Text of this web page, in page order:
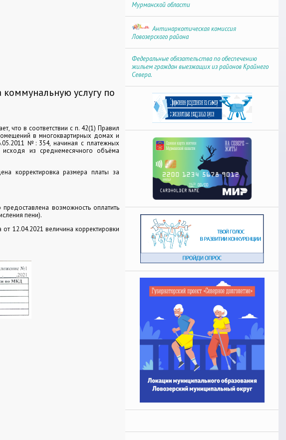
услугу по
что в соответствии с п. 42(1) Правил
в многоквартирных домах и
№: 354, начиная с платежных
из среднемесячного объёма
корректировка размера платы за
возможность оплатить
пени).
12.04.2021 величина корректировки
Мурманской области
Антинаркотическая комиссия
Ловозерского района
Федеральные обязательства по обеспечению
жильем граждан выезжащих из районов Крайнего
Севера.